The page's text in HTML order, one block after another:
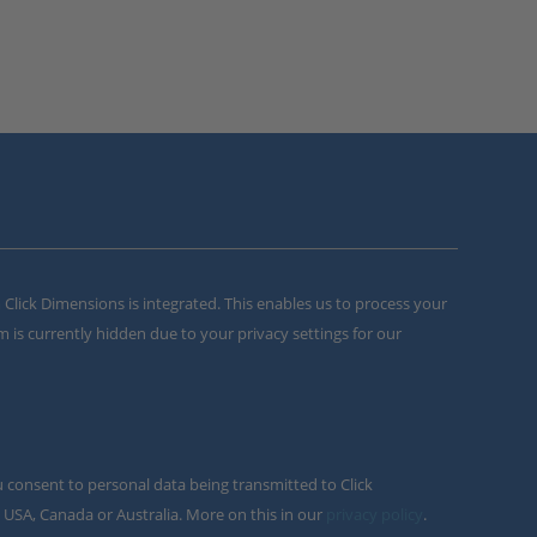
Dimensions is integrated. This enables us to process your
is currently hidden due to your privacy settings for our
to personal data being transmitted to Click
Canada or Australia. More on this in our
.